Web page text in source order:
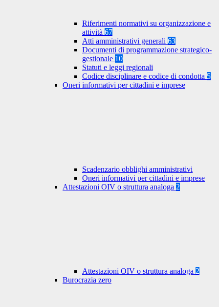
Riferimenti normativi su organizzazione e
attività 67
Atti amministrativi generali 63
Documenti di programmazione strategico-
gestionale 10
Statuti e leggi regionali
Codice disciplinare e codice di condotta 5
Oneri informativi per cittadini e imprese
Scadenzario obblighi amministrativi
Oneri informativi per cittadini e imprese
Attestazioni OIV o struttura analoga 2
Attestazioni OIV o struttura analoga 2
Burocrazia zero